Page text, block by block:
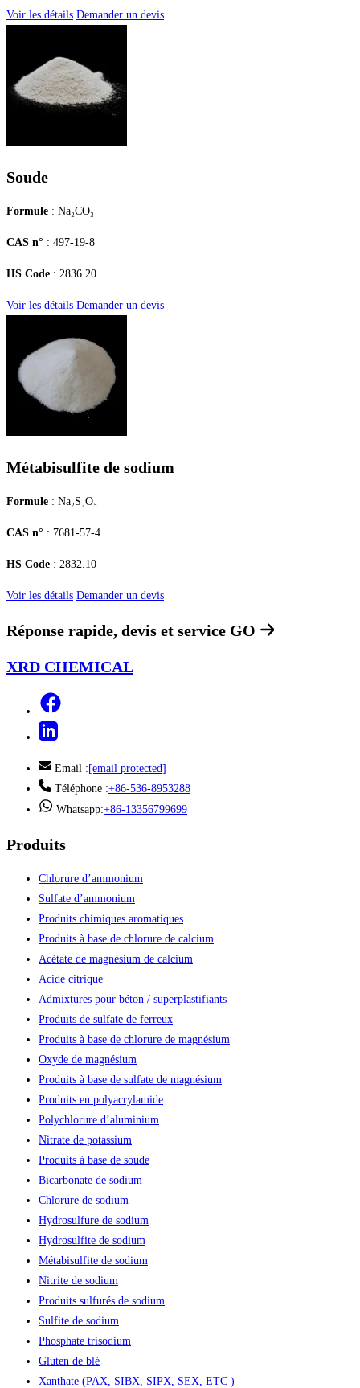
Voir les détails Demander un devis
Soude
Formule : Na₂CO₃
CAS n° : 497-19-8
HS Code : 2836.20
Voir les détails Demander un devis
Métabisulfite de sodium
Formule : Na₂S₂O₅
CAS n° : 7681-57-4
HS Code : 2832.10
Voir les détails Demander un devis
Réponse rapide, devis et service GO
XRD CHEMICAL
Email : [email protected]
Téléphone :+86-536-8953288
Whatsapp:+86-13356799699
Produits
Chlorure d’ammonium
Sulfate d’ammonium
Produits chimiques aromatiques
Produits à base de chlorure de calcium
Acétate de magnésium de calcium
Acide citrique
Admixtures pour béton / superplastifiants
Produits de sulfate de ferreux
Produits à base de chlorure de magnésium
Oxyde de magnésium
Produits à base de sulfate de magnésium
Produits en polyacrylamide
Polychlorure d’aluminium
Nitrate de potassium
Produits à base de soude
Bicarbonate de sodium
Chlorure de sodium
Hydrosulfure de sodium
Hydrosulfite de sodium
Métabisulfite de sodium
Nitrite de sodium
Produits sulfurés de sodium
Sulfite de sodium
Phosphate trisodium
Gluten de blé
Xanthate (PAX, SIBX, SIPX, SEX, ETC )